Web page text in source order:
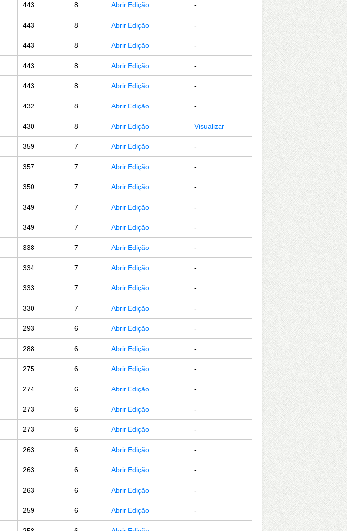
443 8 Abrir Edição -
443 8 Abrir Edição -
443 8 Abrir Edição -
443 8 Abrir Edição -
443 8 Abrir Edição -
432 8 Abrir Edição -
430 8 Abrir Edição Visualizar
359 7 Abrir Edição -
357 7 Abrir Edição -
350 7 Abrir Edição -
349 7 Abrir Edição -
349 7 Abrir Edição -
338 7 Abrir Edição -
334 7 Abrir Edição -
333 7 Abrir Edição -
330 7 Abrir Edição -
293 6 Abrir Edição -
288 6 Abrir Edição -
275 6 Abrir Edição -
274 6 Abrir Edição -
273 6 Abrir Edição -
273 6 Abrir Edição -
263 6 Abrir Edição -
263 6 Abrir Edição -
263 6 Abrir Edição -
259 6 Abrir Edição -